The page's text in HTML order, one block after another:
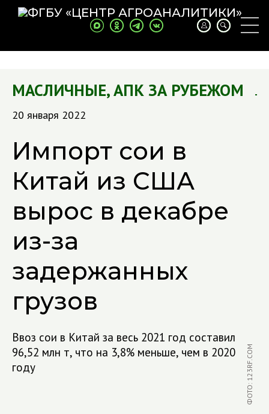
МАСЛИЧНЫЕ,АПК ЗА РУБЕЖОМ
20 января 2022
Импорт сои в
Китай из США
вырос в декабре
из-за
задержанных
грузов
Ввоз сои в Китай за весь 2021 год составил
96,52 млн т, что на 3,8% меньше, чем в 2020
году
ФОТО: 123RF.COM